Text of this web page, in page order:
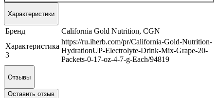
Характеристики
Бренд
California Gold Nutrition, CGN
Характеристика
3
https://ru.iherb.com/pr/California-Gold-Nutrition-
HydrationUP-Electrolyte-Drink-Mix-Grape-20-
Packets-0-17-oz-4-7-g-Each/94819
Отзывы
Оставить отзыв